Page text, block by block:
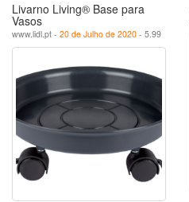
Livarno Living® Base para
Vasos
www.lidl.pt - 20 de Julho de 2020 - 5.99